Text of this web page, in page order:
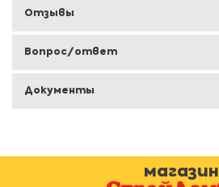
Отзывы
Вопрос/ответ
Документы
магазин